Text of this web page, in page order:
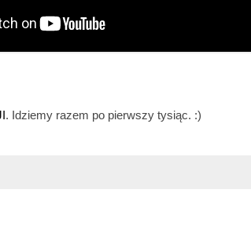
. Idziemy razem po pierwszy tysiąc. :)